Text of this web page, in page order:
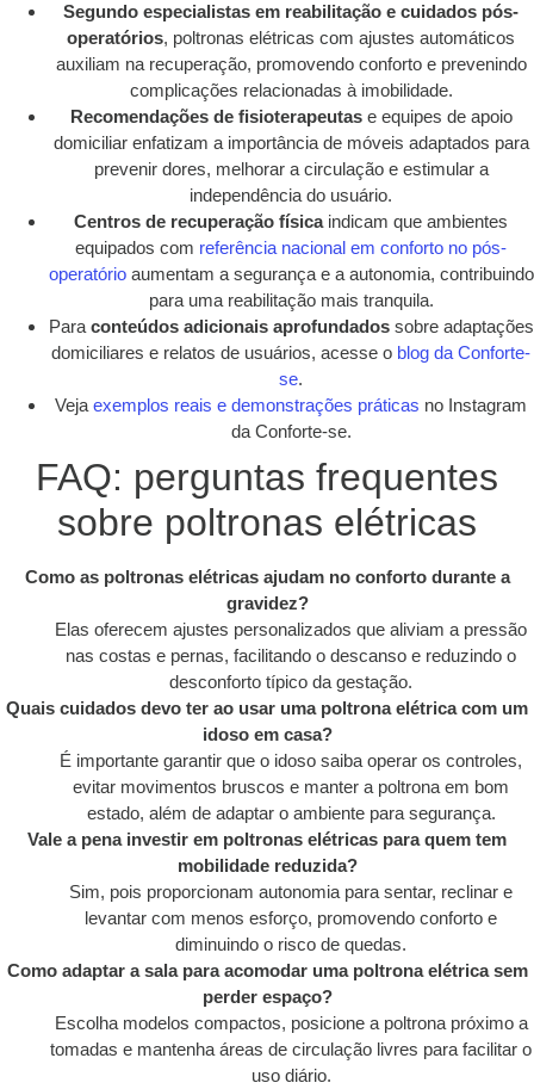
Segundo especialistas em reabilitação e cuidados pós-
operatórios, poltronas elétricas com ajustes automáticos
auxiliam na recuperação, promovendo conforto e prevenindo
complicações relacionadas à imobilidade.
Recomendações de fisioterapeutase equipes de apoio
domiciliar enfatizam a importância de móveis adaptados para
prevenir dores, melhorar a circulação e estimular a
independência do usuário.
Centros de recuperação físicaindicam que ambientes
equipados com referência nacional em conforto no pós-
operatórioaumentam a segurança e a autonomia, contribuindo
para uma reabilitação mais tranquila.
Para conteúdos adicionais aprofundadossobre adaptações
domiciliares e relatos de usuários, acesse o blog da Conforte-
se.
Veja exemplos reais e demonstrações práticas no Instagram
da Conforte-se.
FAQ: perguntas frequentes
sobre poltronas elétricas
Como as poltronas elétricas ajudam no conforto durante a
gravidez?
Elas oferecem ajustes personalizados que aliviam a pressão
nas costas e pernas, facilitando o descanso e reduzindo o
desconforto típico da gestação.
Quais cuidados devo ter ao usar uma poltrona elétrica com um
idoso em casa?
É importante garantir que o idoso saiba operar os controles,
evitar movimentos bruscos e manter a poltrona em bom
estado, além de adaptar o ambiente para segurança.
Vale a pena investir em poltronas elétricas para quem tem
mobilidade reduzida?
Sim, pois proporcionam autonomia para sentar, reclinar e
levantar com menos esforço, promovendo conforto e
diminuindo o risco de quedas.
Como adaptar a sala para acomodar uma poltrona elétrica sem
perder espaço?
Escolha modelos compactos, posicione a poltrona próximo a
tomadas e mantenha áreas de circulação livres para facilitar o
uso diário.